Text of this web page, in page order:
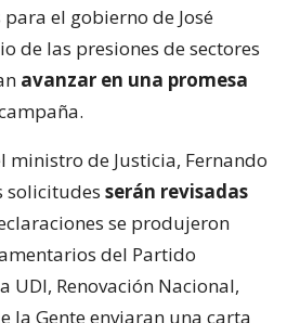
el gobierno de José
de las presiones de sectores
avanzar en una promesa
ministro de Justicia, Fernando
solicitudes serán revisadas
se produjeron
del Partido
UDI, Renovación Nacional,
la Gente enviaran una carta